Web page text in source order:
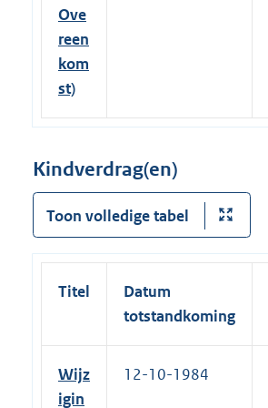
Ove
reen
kom
st)
Kindverdrag(en)
Toon volledige tabel
Titel
Datum
totstandkoming
Wijz
igin
12-10-1984